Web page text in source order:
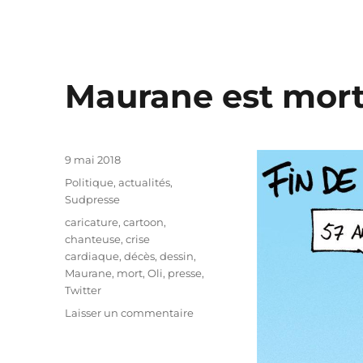
Maurane est
Publié
le
9 mai 2018
Catégories
Politique, actualités,
Sudpresse
Étiquettes
caricature,cartoon,
chanteuse,crise
cardiaque,décès,dessin,
Maurane, mort,Oli, presse,
Twitter
Laisser un commentairesur